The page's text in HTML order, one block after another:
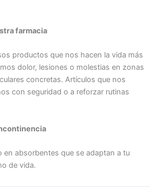
farmacia
productos que nos hacen la vida más
dolor, lesiones o molestias en zonas
concretas. Artículos que nos
con seguridad o a reforzar rutinas
en absorbentes que se adaptan a tu
de vida.